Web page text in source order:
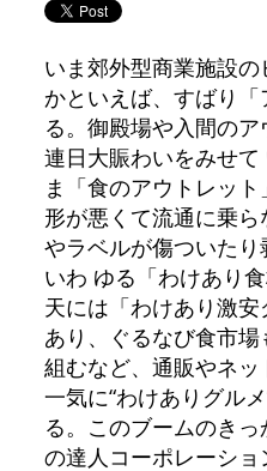
いま郊外型商業施設
かといえば、すばり
る。御殿場や入間のア
連日大賑わいをみせ
ま「食のアウトレット
形が悪くて流通に乗
やラベルが傷ついたり
いわ ゆる「わけあり
天には「わけあり激
あり、ぐるなび食市
組むなど、通販やネッ
一気に“わけありグル
る。このブームのき
の達人コーポレーシ